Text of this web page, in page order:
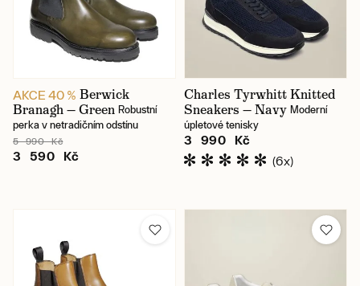
AKCE 40 % Berwick
Branagh — Green Robustní
perka v netradičním odstínu
5 990 Kč
3 590 Kč
Charles Tyrwhitt Knitted
Sneakers — Navy Moderní
úpletové tenisky
3 990 Kč
(6x)